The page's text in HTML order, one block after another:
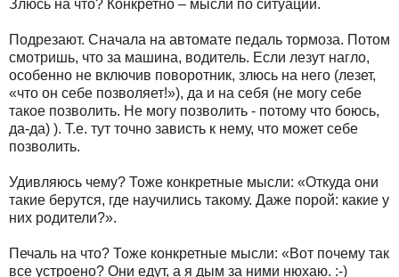
Злюсь на что? Конкретно – мысли по ситуации.
Подрезают. Сначала на автомате педаль тормоза. Потом
смотришь, что за машина, водитель. Если лезут нагло,
особенно не включив поворотник, злюсь на него (лезет,
«что он себе позволяет!»), да и на себя (не могу себе
такое позволить. Не могу позволить - потому что боюсь,
да-да) ). Т.е. тут точно зависть к нему, что может себе
позволить.
Удивляюсь чему? Тоже конкретные мысли: «Откуда они
такие берутся, где научились такому. Даже порой: какие у
них родители?».
Печаль на что? Тоже конкретные мысли: «Вот почему так
все устроено? Они едут, а я дым за ними нюхаю. :-)